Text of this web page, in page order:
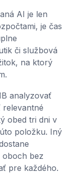
AI je len
je čas
či službová
na ktorý
analyzovať
obed tri dni v
položku. Iný
oboch bez
pre každého.